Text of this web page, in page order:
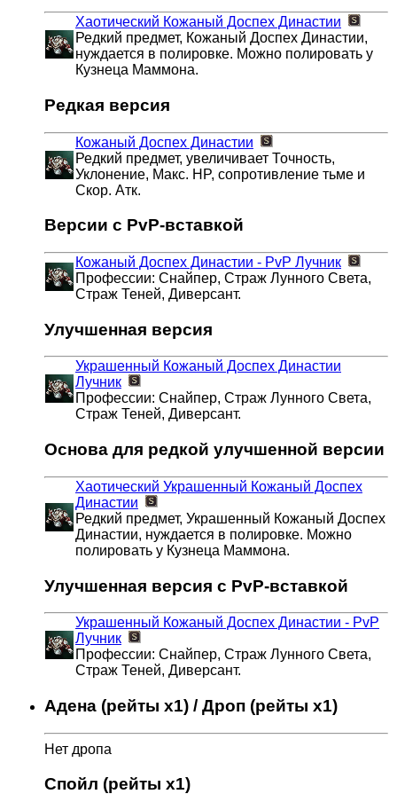
Хаотический Кожаный Доспех Династии
Редкий предмет, Кожаный Доспех Династии,
нуждается в полировке. Можно полировать у
Кузнеца Маммона.
Редкая версия
Кожаный Доспех Династии
Редкий предмет, увеличивает Точность,
Уклонение, Макс. HP, сопротивление тьме и
Скор. Атк.
Версии с PvP-вставкой
Кожаный Доспех Династии - PvP Лучник
Профессии: Снайпер, Страж Лунного Света,
Страж Теней, Диверсант.
Улучшенная версия
Украшенный Кожаный Доспех Династии
Лучник
Профессии: Снайпер, Страж Лунного Света,
Страж Теней, Диверсант.
Основа для редкой улучшенной версии
Хаотический Украшенный Кожаный Доспех
Династии
Редкий предмет, Украшенный Кожаный Доспех
Династии, нуждается в полировке. Можно
полировать у Кузнеца Маммона.
Улучшенная версия с PvP-вставкой
Украшенный Кожаный Доспех Династии - PvP
Лучник
Профессии: Снайпер, Страж Лунного Света,
Страж Теней, Диверсант.
Адена (рейты x1) / Дроп (рейты x1)
Нет дропа
Спойл (рейты x1)